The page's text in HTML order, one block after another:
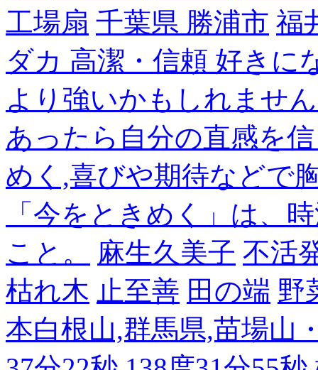
工場扇 千葉県 勝浦市 福
ダカ 高潔・信頼 好きに
より強いかもしれませ
あったら自分の直感を
めく,喜びや期待などで
「今をときめく」は、
こと。
麻生久美子 不活
枯れ木 止至善 田の端 野
本白根山,群馬県,苗場山